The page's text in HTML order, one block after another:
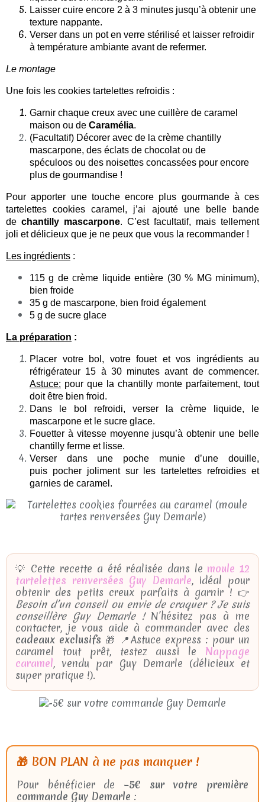
Laisser cuire encore 2 à 3 minutes jusqu’à obtenir une
texture nappante.
Verser dans un pot en verre stérilisé et laisser refroidir
à température ambiante avant de refermer.
Le montage
Une fois les cookies tartelettes refroidis :
Garnir chaque creux avec une cuillère de caramel
maison ou de Caramélia.
(Facultatif) Décorer avec de la crème chantilly
mascarpone, des éclats de chocolat ou de
spéculoos ou des noisettes concassées pour encore
plus de gourmandise !
Pour apporter une touche encore plus gourmande à ces
tartelettes cookies caramel, j’ai ajouté une belle bande
de chantilly mascarpone. C’est facultatif, mais tellement
joli et délicieux que je ne peux que vous la recommander !
Les ingrédients :
115 g de crème liquide entière (30 % MG minimum),
bien froide
35 g de mascarpone, bien froid également
5 g de sucre glace
La préparation :
Placer votre bol, votre fouet et vos ingrédients au
réfrigérateur 15 à 30 minutes avant de commencer.
Astuce: pour que la chantilly monte parfaitement, tout
doit être bien froid.
Dans le bol refroidi, verser la crème liquide, le
mascarpone et le sucre glace.
Fouetter à vitesse moyenne jusqu’à obtenir une belle
chantilly ferme et lisse.
Verser dans une poche munied’une douille,
puis pocher joliment sur les tartelettes refroidies et
garnies de caramel.
💡 Cette recette a été réalisée dans le moule 12
tartelettes renversées Guy Demarle, idéal pour
obtenir des petits creux parfaits à garnir ! 👉
Besoin d’un conseil ou envie de craquer ? Je suis
conseillère Guy Demarle !N’hésitez pas à me
contacter, je vous aide à commander avec des
cadeaux exclusifs 🎁 📍Astuce express : pour un
caramel tout prêt, testez aussi le Nappage
caramel, vendu par Guy Demarle (délicieux et
super pratique !).
🎁 BON PLAN à ne pas manquer !
Pour bénéficier de –5€ sur votre première
commande Guy Demarle :